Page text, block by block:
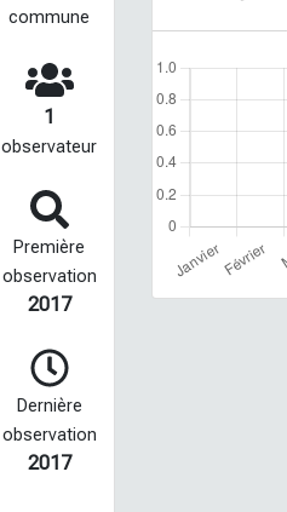
commune
1
observateur
Première
observation
2017
Dernière
observation
2017